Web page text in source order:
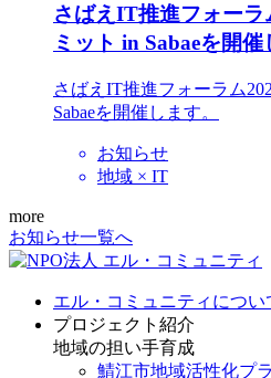
さばえIT推進フォーラ
ミット in Sabaeを開催
さばえIT推進フォーラム
Sabaeを開催します。
お知らせ
地域 × IT
more
お知らせ一覧へ
エル・コミュニティについ
プロジェクト紹介
地域の担い手育成
鯖江市地域活性化プ